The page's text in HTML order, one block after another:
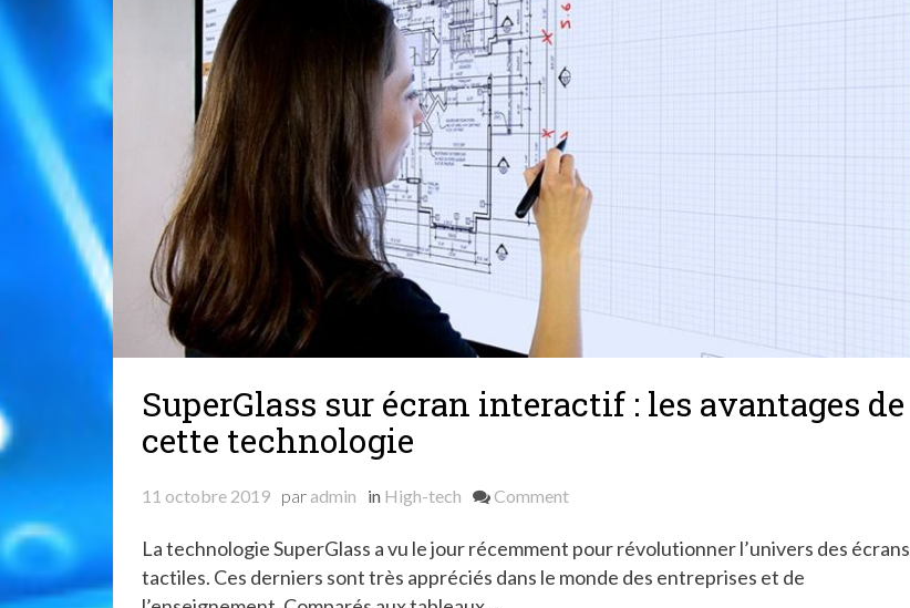
SuperGlass sur écran interactif : les avantages de
cette technologie
11 octobre 2019 par admin in High-tech Commenton
sur
écran
La technologie SuperGlass a vu le jour récemment pour révolutionner l’univers des écrans
tactiles. Ces derniers sont très appréciés dans le monde des entreprises et de